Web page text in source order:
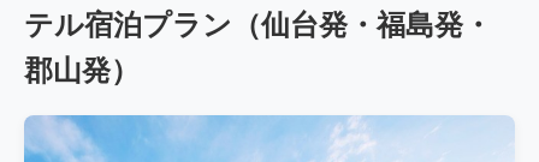
テル宿泊プラン（仙台発・福島発・
郡山発）